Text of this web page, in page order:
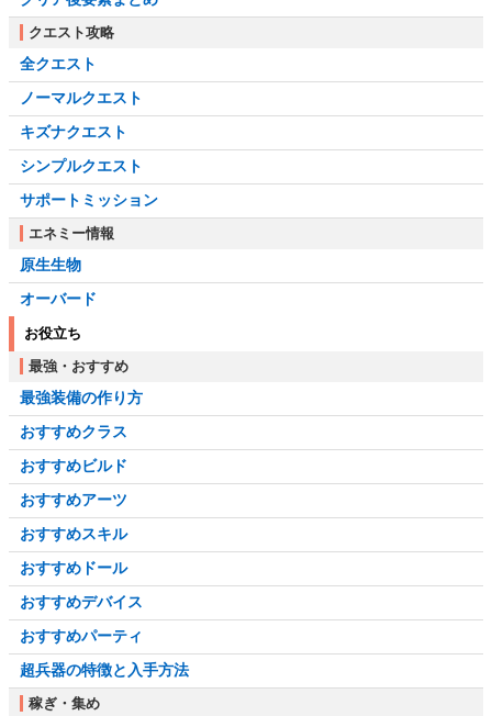
クエスト攻略
全クエスト
ノーマルクエスト
キズナクエスト
シンプルクエスト
サポートミッション
エネミー情報
原生生物
オーバード
お役立ち
最強・おすすめ
最強装備の作り方
おすすめクラス
おすすめビルド
おすすめアーツ
おすすめスキル
おすすめドール
おすすめデバイス
おすすめパーティ
超兵器の特徴と入手方法
稼ぎ・集め